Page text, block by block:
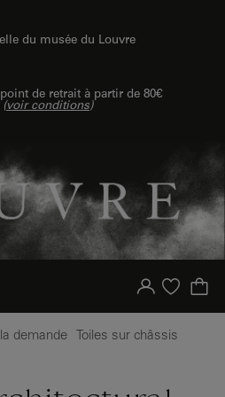
du musée du Louvre
de retrait à partir de 80€
(voir conditions)
Votre compte
Liste d'achat
demande Toiles sur châssis